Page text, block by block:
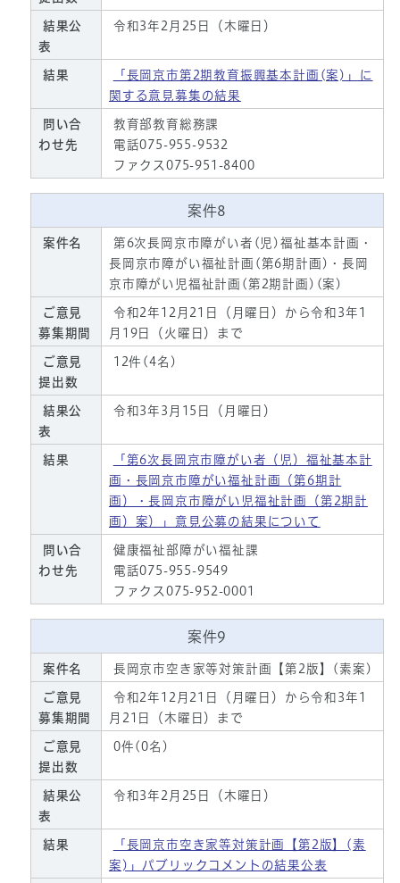
結果公
表
令和3年2月25日（木曜日）
結果
「長岡京市第2期教育振興基本計画(案)」に
関する意見募集の結果
問い合
わせ先
教育部教育総務課
電話075-955-9532
ファクス075-951-8400
案件8
案件名
第6次長岡京市障がい者(児)福祉基本計画・
長岡京市障がい福祉計画(第6期計画)・長岡
京市障がい児福祉計画(第2期計画)(案)
ご意見
募集期間
令和2年12月21日（月曜日）から令和3年1
月19日（火曜日）まで
ご意見
提出数
12件(4名)
結果公
表
令和3年3月15日（月曜日）
結果
「第6次長岡京市障がい者（児）福祉基本計
画・長岡京市障がい福祉計画（第6期計
画）・長岡京市障がい児福祉計画（第2期計
画）案）」意見公募の結果について
問い合
わせ先
健康福祉部障がい福祉課
電話075-955-9549
ファクス075-952-0001
案件9
案件名 長岡京市空き家等対策計画【第2版】(素案)
ご意見
募集期間
令和2年12月21日（月曜日）から令和3年1
月21日（木曜日）まで
ご意見
提出数
0件(0名)
結果公
表
令和3年2月25日（木曜日）
結果
「長岡京市空き家等対策計画【第2版】(素
案)」パブリックコメントの結果公表